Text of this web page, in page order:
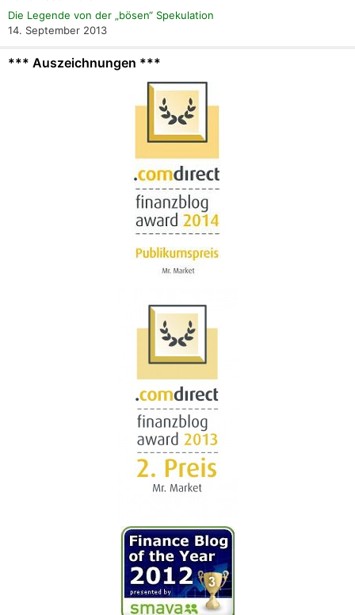
Die Legende von der „bösen“ Spekulation
14. September 2013
*** Auszeichnungen ***